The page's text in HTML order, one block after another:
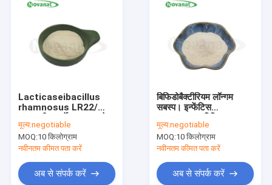
Lacticaseibacillus
rhamnosus LR22/
मुक्त/दूध मुक्त/पाचन स्वास्थ्य
मूल्य:negotiable
MOQ:10 किलोग्राम
नवीनतम कीमत पता करें
अब से संपर्क करें
बिफिडोबैक्टीरियम लॉन्गम
सबस्प। इन्फेंटिस
CFU/g / शाकाहारी / एलर्जी
मुक्त / ग्लूटेन मुक्त / डेयरी
मुक्त
मूल्य:negotiable
MOQ:10 किलोग्राम
नवीनतम कीमत पता करें
अब से संपर्क करें